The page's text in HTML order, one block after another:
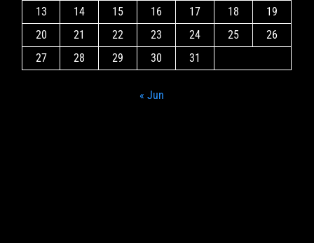
13 14 15 16 17 18
19
20
21 22 23 24 25
26
27
28 29 30 31
« Jun